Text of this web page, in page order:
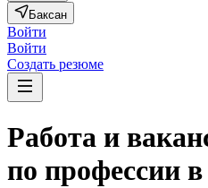
Баксан
Войти
Войти
Создать резюме
Работа и
по профессии